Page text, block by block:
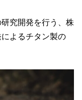
究開発を行う、株
よるチタン製の